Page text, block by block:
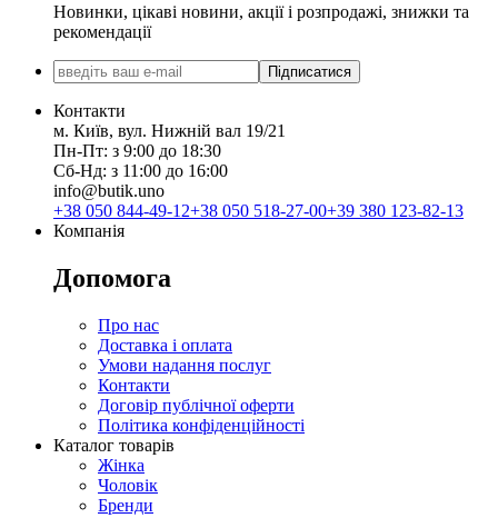
Новинки, цікаві новини, акції і розпродажі, знижки та
рекомендації
Підписатися
Контакти
м. Київ, вул. Нижній вал 19/21
Пн-Пт: з 9:00 до 18:30
Сб-Нд: з 11:00 до 16:00
info@butik.uno
+38 050 844-49-12+38 050 518-27-00+39 380 123-82-13
Компанія
Допомога
Про нас
Доставка і оплата
Умови надання послуг
Контакти
Договір публічної оферти
Політика конфіденційності
Каталог товарів
Жінка
Чоловік
Бренди